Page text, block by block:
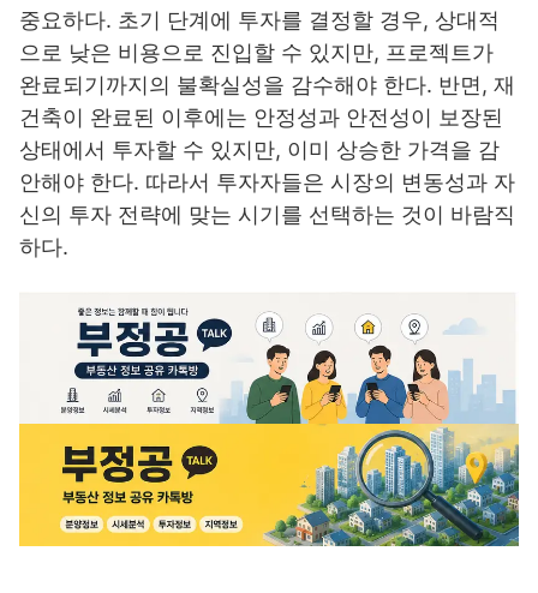
중요하다. 초기 단계에 투자를 결정할 경우, 상대적
으로 낮은 비용으로 진입할 수 있지만, 프로젝트가
완료되기까지의 불확실성을 감수해야 한다. 반면, 재
건축이 완료된 이후에는 안정성과 안전성이 보장된
상태에서 투자할 수 있지만, 이미 상승한 가격을 감
안해야 한다. 따라서 투자자들은 시장의 변동성과 자
신의 투자 전략에 맞는 시기를 선택하는 것이 바람직
하다.